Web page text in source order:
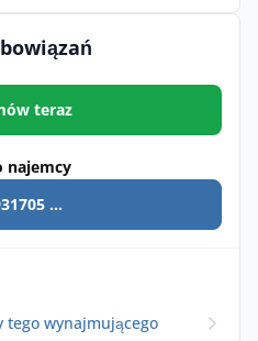
teraz
najemcy
...
tego wynajmującego